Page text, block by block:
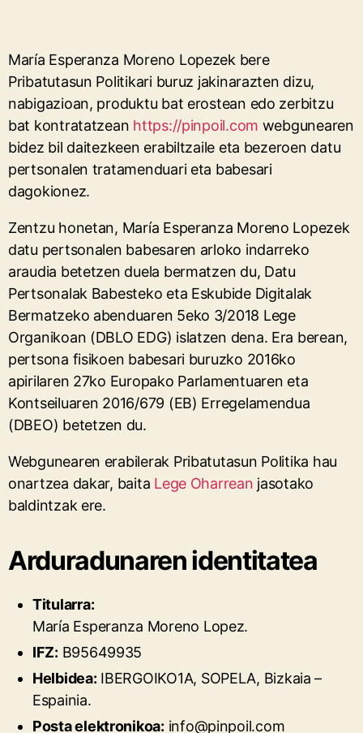
María Esperanza Moreno Lopezek bere
Pribatutasun Politikari buruz jakinarazten dizu,
nabigazioan, produktu bat erostean edo zerbitzu
bat kontratatzean https://pinpoil.com webgunearen
bidez bil daitezkeen erabiltzaile eta bezeroen datu
pertsonalen tratamenduari eta babesari
dagokionez.
Zentzu honetan, María Esperanza Moreno Lopezek
datu pertsonalen babesaren arloko indarreko
araudia betetzen duela bermatzen du, Datu
Pertsonalak Babesteko eta Eskubide Digitalak
Bermatzeko abenduaren 5eko 3/2018 Lege
Organikoan (DBLO EDG) islatzen dena. Era berean,
pertsona fisikoen babesari buruzko 2016ko
apirilaren 27ko Europako Parlamentuaren eta
Kontseiluaren 2016/679 (EB) Erregelamendua
(DBEO) betetzen du.
Webgunearen erabilerak Pribatutasun Politika hau
onartzea dakar, baita Lege Oharrean jasotako
baldintzak ere.
Arduradunaren identitatea
Titularra:
María Esperanza Moreno Lopez.
IFZ: B95649935
Helbidea: IBERGOIKO1A, SOPELA, Bizkaia –
Espainia.
Posta elektronikoa: info@pinpoil.com